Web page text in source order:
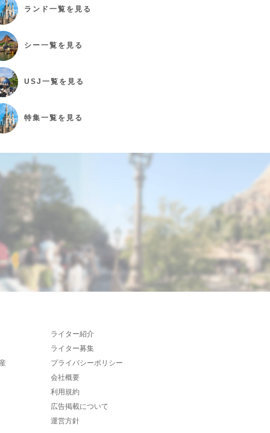
ランド 一覧を見る
シー一覧を見る
USJ 一覧を見る
特集一覧を見る
ライター紹介
ライター募集
プライバシーポリシー
会社概要
利用規約
広告掲載について
運営方針